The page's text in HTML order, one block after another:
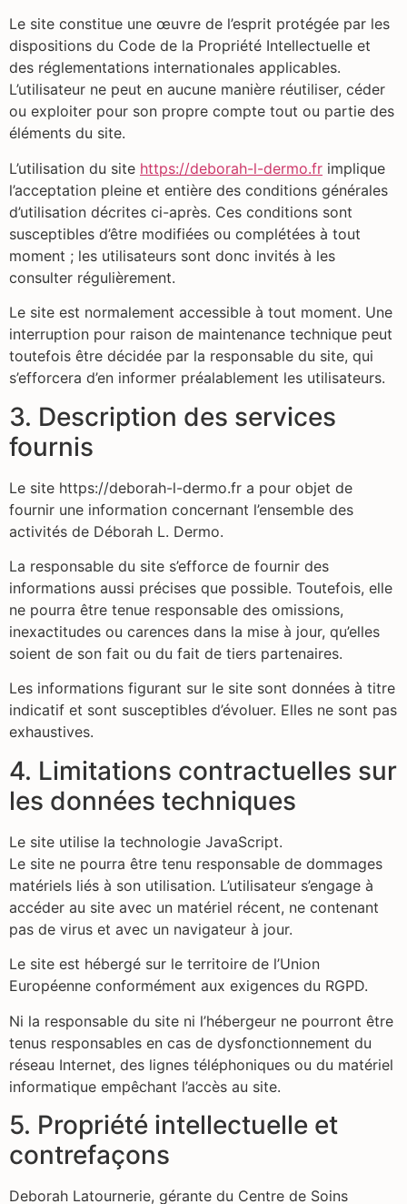
Le site constitue une œuvre de l’esprit protégée par les
dispositions du Code de la Propriété Intellectuelle et
des réglementations internationales applicables.
L’utilisateur ne peut en aucune manière réutiliser, céder
ou exploiter pour son propre compte tout ou partie des
éléments du site.
L’utilisation du site https://deborah-l-dermo.fr implique
l’acceptation pleine et entière des conditions générales
d’utilisation décrites ci-après. Ces conditions sont
susceptibles d’être modifiées ou complétées à tout
moment ; les utilisateurs sont donc invités à les
consulter régulièrement.
Le site est normalement accessible à tout moment. Une
interruption pour raison de maintenance technique peut
toutefois être décidée par la responsable du site, qui
s’efforcera d’en informer préalablement les utilisateurs.
3. Description des services
fournis
Le site https://deborah-l-dermo.fr a pour objet de
fournir une information concernant l’ensemble des
activités de Déborah L. Dermo.
La responsable du site s’efforce de fournir des
informations aussi précises que possible. Toutefois, elle
ne pourra être tenue responsable des omissions,
inexactitudes ou carences dans la mise à jour, qu’elles
soient de son fait ou du fait de tiers partenaires.
Les informations figurant sur le site sont données à titre
indicatif et sont susceptibles d’évoluer. Elles ne sont pas
exhaustives.
4. Limitations contractuelles sur
les données techniques
Le site utilise la technologie JavaScript.
Le site ne pourra être tenu responsable de dommages
matériels liés à son utilisation. L’utilisateur s’engage à
accéder au site avec un matériel récent, ne contenant
pas de virus et avec un navigateur à jour.
Le site est hébergé sur le territoire de l’Union
Européenne conformément aux exigences du RGPD.
Ni la responsable du site ni l’hébergeur ne pourront être
tenus responsables en cas de dysfonctionnement du
réseau Internet, des lignes téléphoniques ou du matériel
informatique empêchant l’accès au site.
5. Propriété intellectuelle et
contrefaçons
Deborah Latournerie, gérante du Centre de Soins